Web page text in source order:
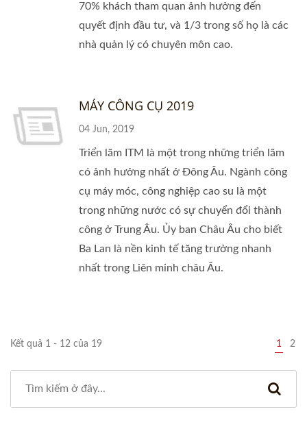
70% khách tham quan ảnh hưởng đến
quyết định đầu tư, và 1/3 trong số họ là các
nhà quản lý có chuyên môn cao.
MÁY CÔNG CỤ 2019
04 Jun, 2019
Triển lãm ITM là một trong những triển lãm
có ảnh hưởng nhất ở Đông Âu. Ngành công
cụ máy móc, công nghiệp cao su là một
trong những nước có sự chuyển đổi thành
công ở Trung Âu. Ủy ban Châu Âu cho biết
Ba Lan là nền kinh tế tăng trưởng nhanh
nhất trong Liên minh châu Âu.
Kết quả 1 - 12 của 19 1 2